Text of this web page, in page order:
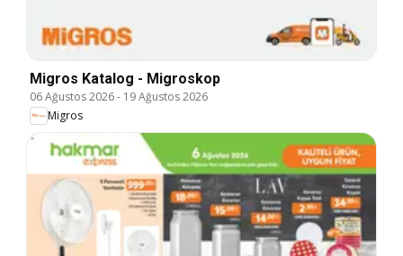
Migros Katalog - Migroskop
06 Ağustos 2026- 19 Ağustos 2026
Migros